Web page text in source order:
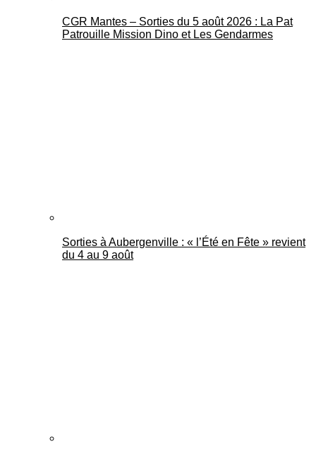
CGR Mantes – Sorties du 5 août 2026 : La Pat
Patrouille Mission Dino et Les Gendarmes
Sorties à Aubergenville : « l’Été en Fête » revient
du 4 au 9 août